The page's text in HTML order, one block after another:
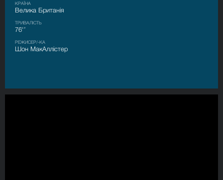
КРАЇНА
Велика Британія
ТРИВАЛІСТЬ
76'’
РЕЖИСЕР/-КА
Шон МакАллістер